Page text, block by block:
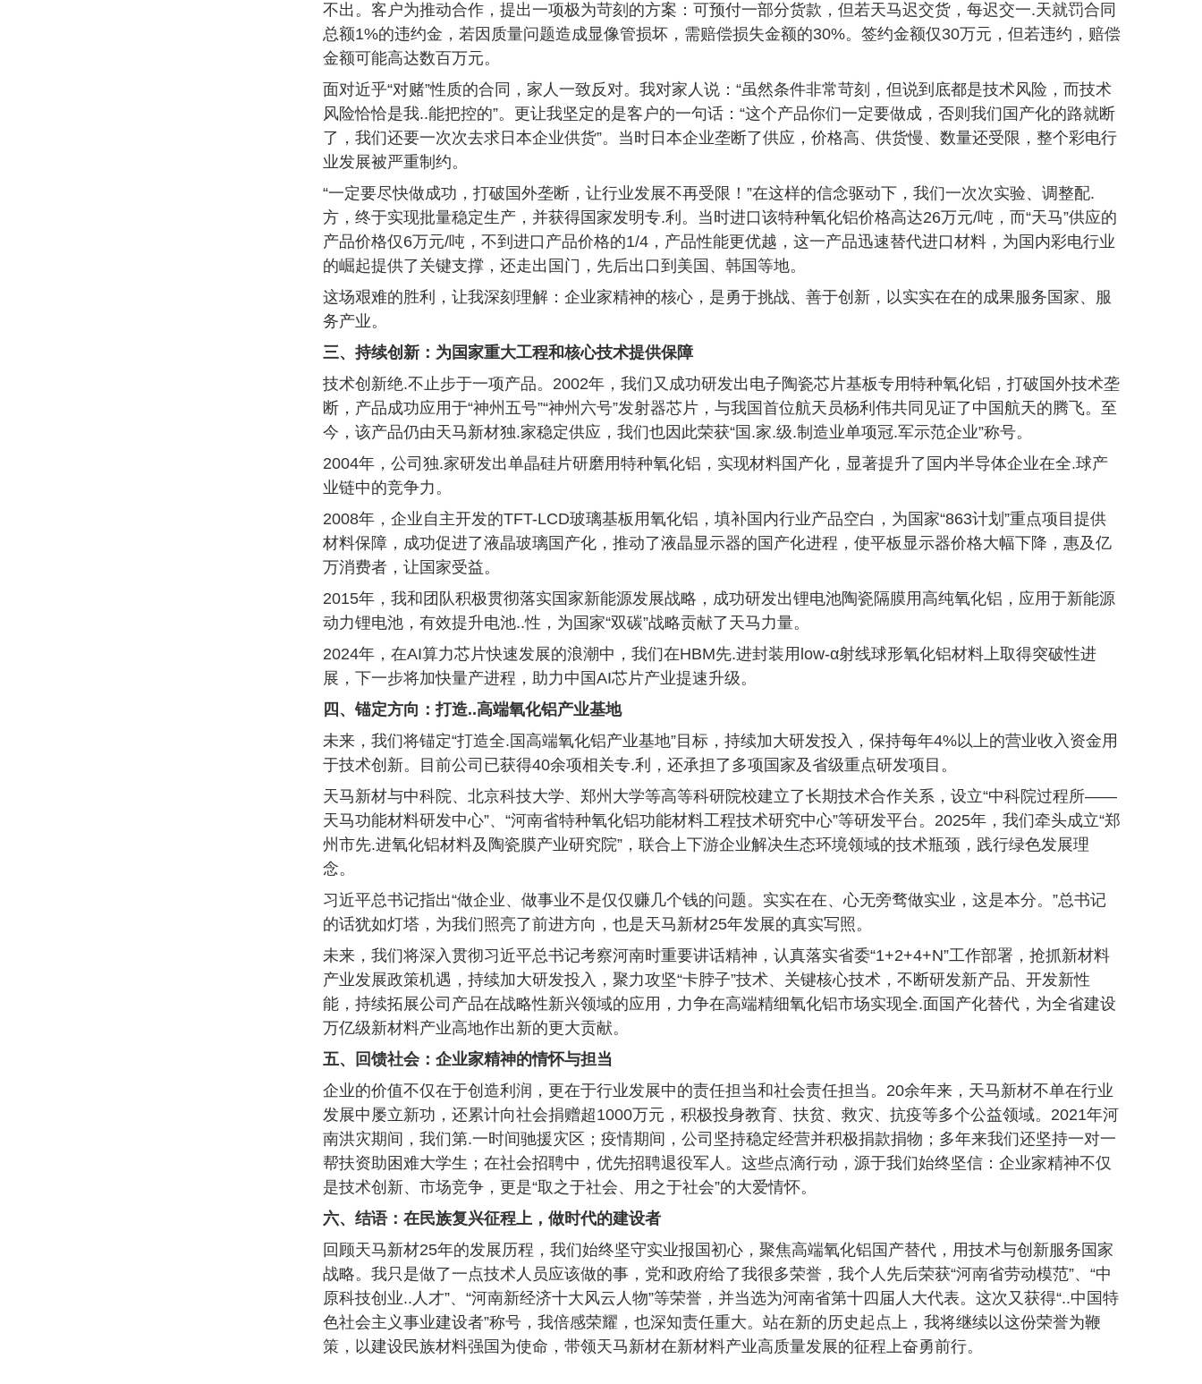
不出。客户为推动合作，提出一项极为苛刻的方案：可预付一部分货款，但若天马迟交货，每迟交一.天就罚合同
总额1%的违约金，若因质量问题造成显像管损坏，需赔偿损失金额的30%。签约金额仅30万元，但若违约，赔偿
金额可能高达数百万元。
面对近乎“对赌”性质的合同，家人一致反对。我对家人说：“虽然条件非常苛刻，但说到底都是技术风险，而技术
风险恰恰是我..能把控的”。更让我坚定的是客户的一句话：“这个产品你们一定要做成，否则我们国产化的路就断
了，我们还要一次次去求日本企业供货”。当时日本企业垄断了供应，价格高、供货慢、数量还受限，整个彩电行
业发展被严重制约。
“一定要尽快做成功，打破国外垄断，让行业发展不再受限！”在这样的信念驱动下，我们一次次实验、调整配.
方，终于实现批量稳定生产，并获得国家发明专.利。当时进口该特种氧化铝价格高达26万元/吨，而“天马”供应的
产品价格仅6万元/吨，不到进口产品价格的1/4，产品性能更优越，这一产品迅速替代进口材料，为国内彩电行业
的崛起提供了关键支撑，还走出国门，先后出口到美国、韩国等地。
这场艰难的胜利，让我深刻理解：企业家精神的核心，是勇于挑战、善于创新，以实实在在的成果服务国家、服
务产业。
三、持续创新：为国家重大工程和核心技术提供保障
技术创新绝.不止步于一项产品。2002年，我们又成功研发出电子陶瓷芯片基板专用特种氧化铝，打破国外技术垄
断，产品成功应用于“神州五号”“神州六号”发射器芯片，与我国首位航天员杨利伟共同见证了中国航天的腾飞。至
今，该产品仍由天马新材独.家稳定供应，我们也因此荣获“国.家.级.制造业单项冠.军示范企业”称号。
2004年，公司独.家研发出单晶硅片研磨用特种氧化铝，实现材料国产化，显著提升了国内半导体企业在全.球产
业链中的竞争力。
2008年，企业自主开发的TFT-LCD玻璃基板用氧化铝，填补国内行业产品空白，为国家“863计划”重点项目提供
材料保障，成功促进了液晶玻璃国产化，推动了液晶显示器的国产化进程，使平板显示器价格大幅下降，惠及亿
万消费者，让国家受益。
2015年，我和团队积极贯彻落实国家新能源发展战略，成功研发出锂电池陶瓷隔膜用高纯氧化铝，应用于新能源
动力锂电池，有效提升电池..性，为国家“双碳”战略贡献了天马力量。
2024年，在AI算力芯片快速发展的浪潮中，我们在HBM先.进封装用low-α射线球形氧化铝材料上取得突破性进
展，下一步将加快量产进程，助力中国AI芯片产业提速升级。
四、锚定方向：打造..高端氧化铝产业基地
未来，我们将锚定“打造全.国高端氧化铝产业基地”目标，持续加大研发投入，保持每年4%以上的营业收入资金用
于技术创新。目前公司已获得40余项相关专.利，还承担了多项国家及省级重点研发项目。
天马新材与中科院、北京科技大学、郑州大学等高等科研院校建立了长期技术合作关系，设立“中科院过程所——
天马功能材料研发中心”、“河南省特种氧化铝功能材料工程技术研究中心”等研发平台。2025年，我们牵头成立“郑
州市先.进氧化铝材料及陶瓷膜产业研究院”，联合上下游企业解决生态环境领域的技术瓶颈，践行绿色发展理
念。
习近平总书记指出“做企业、做事业不是仅仅赚几个钱的问题。实实在在、心无旁骛做实业，这是本分。”总书记
的话犹如灯塔，为我们照亮了前进方向，也是天马新材25年发展的真实写照。
未来，我们将深入贯彻习近平总书记考察河南时重要讲话精神，认真落实省委“1+2+4+N”工作部署，抢抓新材料
产业发展政策机遇，持续加大研发投入，聚力攻坚“卡脖子”技术、关键核心技术，不断研发新产品、开发新性
能，持续拓展公司产品在战略性新兴领域的应用，力争在高端精细氧化铝市场实现全.面国产化替代，为全省建设
万亿级新材料产业高地作出新的更大贡献。
五、回馈社会：企业家精神的情怀与担当
企业的价值不仅在于创造利润，更在于行业发展中的责任担当和社会责任担当。20余年来，天马新材不单在行业
发展中屡立新功，还累计向社会捐赠超1000万元，积极投身教育、扶贫、救灾、抗疫等多个公益领域。2021年河
南洪灾期间，我们第.一时间驰援灾区；疫情期间，公司坚持稳定经营并积极捐款捐物；多年来我们还坚持一对一
帮扶资助困难大学生；在社会招聘中，优先招聘退役军人。这些点滴行动，源于我们始终坚信：企业家精神不仅
是技术创新、市场竞争，更是“取之于社会、用之于社会”的大爱情怀。
六、结语：在民族复兴征程上，做时代的建设者
回顾天马新材25年的发展历程，我们始终坚守实业报国初心，聚焦高端氧化铝国产替代，用技术与创新服务国家
战略。我只是做了一点技术人员应该做的事，党和政府给了我很多荣誉，我个人先后荣获“河南省劳动模范”、“中
原科技创业..人才”、“河南新经济十大风云人物”等荣誉，并当选为河南省第十四届人大代表。这次又获得“..中国特
色社会主义事业建设者”称号，我倍感荣耀，也深知责任重大。站在新的历史起点上，我将继续以这份荣誉为鞭
策，以建设民族材料强国为使命，带领天马新材在新材料产业高质量发展的征程上奋勇前行。